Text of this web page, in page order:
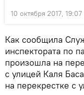
10 октября 2017, 19:07
Как сообщила
инспектората по
произошла на
с улицей Каля
на перекрестке с